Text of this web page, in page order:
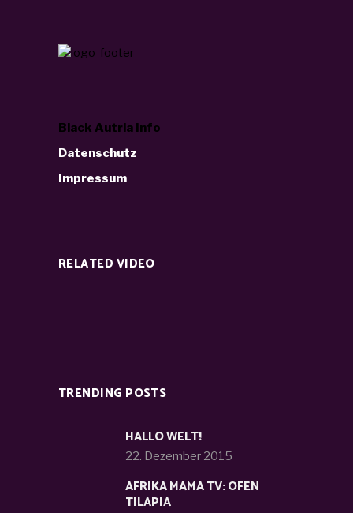
Black Autria Info
Datenschutz
Impressum
RELATED VIDEO
TRENDING POSTS
HALLO WELT!
22. Dezember 2015
AFRIKA MAMA TV: OFEN
TILAPIA